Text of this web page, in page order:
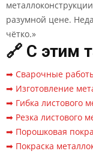
разумной цене.
чётко.»
🔗 С этим
➡ Сварочные
➡ Изготовление
➡ Гибка листового
➡ Резка листового
➡ Порошковая
➡ Покраска